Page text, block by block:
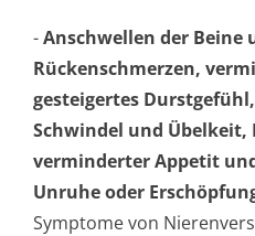
-Anschwellen der Beine
Rückenschmerzen,
gesteigertes
Schwindel und Übelkeit,
verminderter Appetit
Unruhe oder
Symptome von